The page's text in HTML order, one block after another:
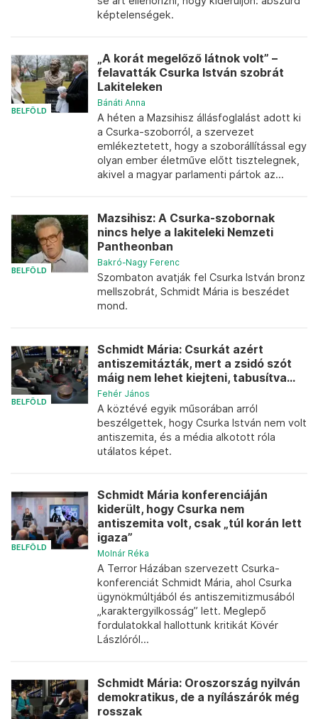
képtelenségek.
BELFÖLD
„A korát megelőző látnok volt” –
felavatták Csurka István szobrát
Lakiteleken
Bánáti Anna
A héten a Mazsihisz állásfoglalást adott ki
a Csurka-szoborról, a szervezet
emlékeztetett, hogy a szoborállítással egy
olyan ember életműve előtt tisztelegnek,
akivel a magyar parlamenti pártok az...
BELFÖLD
Mazsihisz: A Csurka-szobornak
nincs helye a lakiteleki Nemzeti
Pantheonban
Bakró-Nagy Ferenc
Szombaton avatják fel Csurka István bronz
mellszobrát, Schmidt Mária is beszédet
mond.
BELFÖLD
Schmidt Mária: Csurkát azért
antiszemitázták, mert a zsidó szót
máig nem lehet kiejteni, tabusítva...
Fehér János
A köztévé egyik műsorában arról
beszélgettek, hogy Csurka István nem volt
antiszemita, és a média alkotott róla
utálatos képet.
BELFÖLD
Schmidt Mária konferenciáján
kiderült, hogy Csurka nem
antiszemita volt, csak „túl korán lett
igaza”
Molnár Réka
A Terror Házában szervezett Csurka-
konferenciát Schmidt Mária, ahol Csurka
ügynökmúltjából és antiszemitizmusából
„karaktergyilkosság” lett. Meglepő
fordulatokkal hallottunk kritikát Kövér
Lászlóról...
Schmidt Mária: Oroszország nyilván
demokratikus, de a nyílászárók még
rosszak